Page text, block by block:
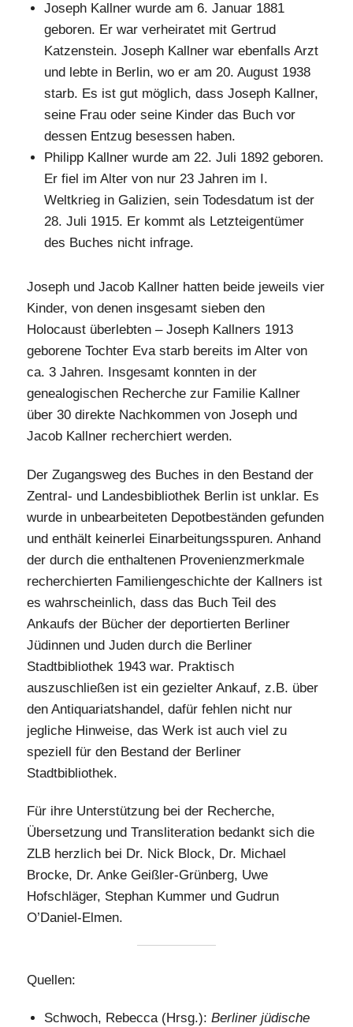
Joseph Kallner wurde am 6. Januar 1881
geboren. Er war verheiratet mit Gertrud
Katzenstein. Joseph Kallner war ebenfalls Arzt
und lebte in Berlin, wo er am 20. August 1938
starb. Es ist gut möglich, dass Joseph Kallner,
seine Frau oder seine Kinder das Buch vor
dessen Entzug besessen haben.
Philipp Kallner wurde am 22. Juli 1892 geboren.
Er fiel im Alter von nur 23 Jahren im I.
Weltkrieg in Galizien, sein Todesdatum ist der
28. Juli 1915. Er kommt als Letzteigentümer
des Buches nicht infrage.
Joseph und Jacob Kallner hatten beide jeweils vier
Kinder, von denen insgesamt sieben den
Holocaust überlebten – Joseph Kallners 1913
geborene Tochter Eva starb bereits im Alter von
ca. 3 Jahren. Insgesamt konnten in der
genealogischen Recherche zur Familie Kallner
über 30 direkte Nachkommen von Joseph und
Jacob Kallner recherchiert werden.
Der Zugangsweg des Buches in den Bestand der
Zentral- und Landesbibliothek Berlin ist unklar. Es
wurde in unbearbeiteten Depotbeständen gefunden
und enthält keinerlei Einarbeitungsspuren. Anhand
der durch die enthaltenen Provenienzmerkmale
recherchierten Familiengeschichte der Kallners ist
es wahrscheinlich, dass das Buch Teil des
Ankaufs der Bücher der deportierten Berliner
Jüdinnen und Juden durch die Berliner
Stadtbibliothek 1943 war. Praktisch
auszuschließen ist ein gezielter Ankauf, z.B. über
den Antiquariatshandel, dafür fehlen nicht nur
jegliche Hinweise, das Werk ist auch viel zu
speziell für den Bestand der Berliner
Stadtbibliothek.
Für ihre Unterstützung bei der Recherche,
Übersetzung und Transliteration bedankt sich die
ZLB herzlich bei Dr. Nick Block, Dr. Michael
Brocke, Dr. Anke Geißler-Grünberg, Uwe
Hofschläger, Stephan Kummer und Gudrun
O’Daniel-Elmen.
Quellen:
Schwoch, Rebecca (Hrsg.): Berliner jüdische